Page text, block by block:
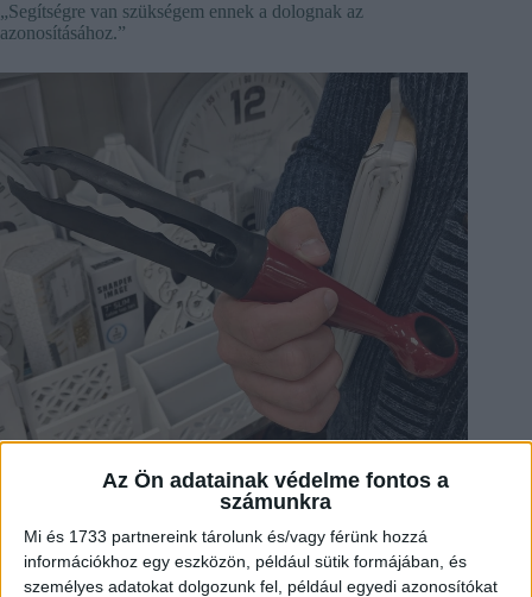
Az Ön adatainak védelme fontos a
számunkra
Mi és 1733 partnereink tárolunk és/vagy férünk hozzá
információkhoz egy eszközön, például sütik formájában, és
személyes adatokat dolgozunk fel, például egyedi azonosítókat
„Segítségre van szükségem ennek a dolognak az
azonosításához.”
Ez egy eszköz az ivópoharak csiszolásához.